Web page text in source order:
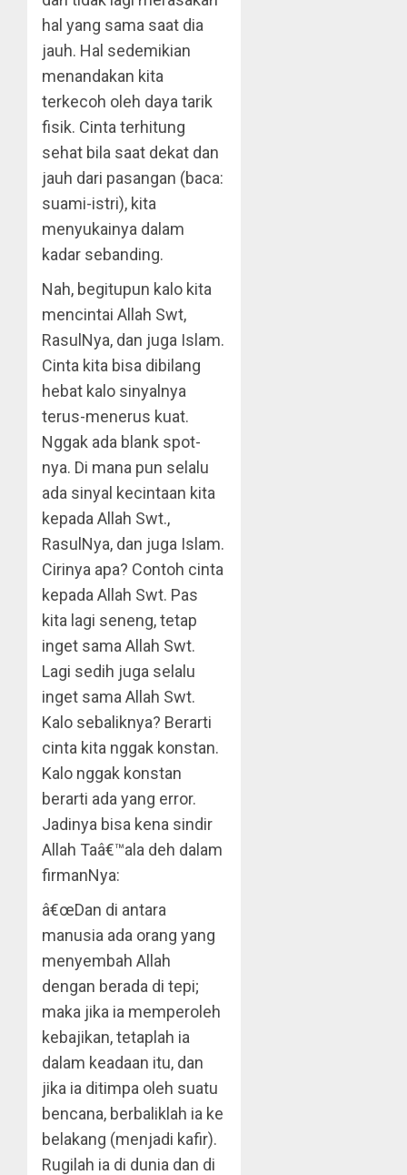
hal yang sama saat dia
jauh. Hal sedemikian
menandakan kita
terkecoh oleh daya tarik
fisik. Cinta terhitung
sehat bila saat dekat dan
jauh dari pasangan (baca:
suami-istri), kita
menyukainya dalam
kadar sebanding.
Nah, begitupun kalo kita
mencintai Allah Swt,
RasulNya, dan juga Islam.
Cinta kita bisa dibilang
hebat kalo sinyalnya
terus-menerus kuat.
Nggak ada blank spot-
nya. Di mana pun selalu
ada sinyal kecintaan kita
kepada Allah Swt.,
RasulNya, dan juga Islam.
Cirinya apa? Contoh cinta
kepada Allah Swt. Pas
kita lagi seneng, tetap
inget sama Allah Swt.
Lagi sedih juga selalu
inget sama Allah Swt.
Kalo sebaliknya? Berarti
cinta kita nggak konstan.
Kalo nggak konstan
berarti ada yang error.
Jadinya bisa kena sindir
Allah Taâ€™ala deh dalam
firmanNya:
â€œDan di antara
manusia ada orang yang
menyembah Allah
dengan berada di tepi;
maka jika ia memperoleh
kebajikan, tetaplah ia
dalam keadaan itu, dan
jika ia ditimpa oleh suatu
bencana, berbaliklah ia ke
belakang (menjadi kafir).
Rugilah ia di dunia dan di